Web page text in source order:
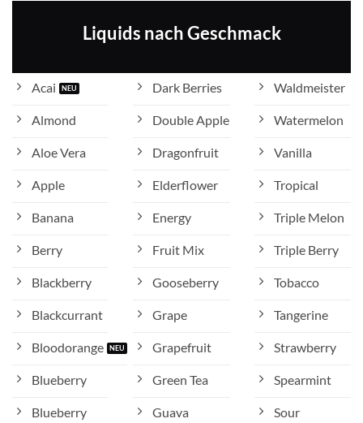
Liquids nach Geschmack
Acai
Almond
Aloe Vera
Apple
Banana
Berry
Blackberry
Blackcurrant
Bloodorange
Blueberry
Blueberry
Dark Berries
Double Apple
Dragonfruit
Elderflower
Energy
Fruit Mix
Gooseberry
Grape
Grapefruit
Green Tea
Guava
Waldmeister
Watermelon
Vanilla
Tropical
Triple Melon
Triple Berry
Tobacco
Tangerine
Strawberry
Spearmint
Sour